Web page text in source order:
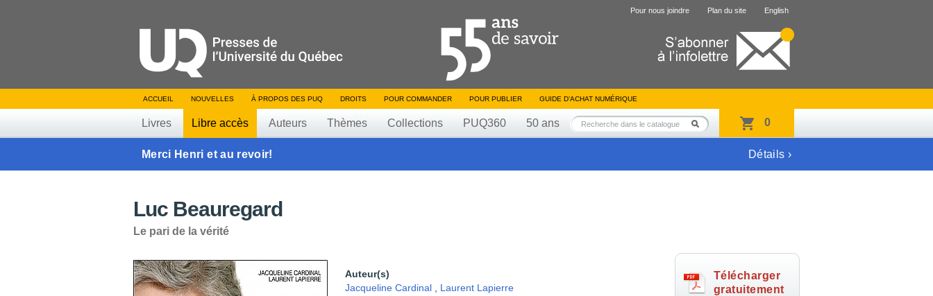
Pour nous joindre Plan du site English
ACCUEIL NOUVELLES À PROPOS DES PUQ DROITS POUR COMMANDER POUR PUBLIER GUIDE D’ACHAT NUMÉRIQUE
Livres Libre accès Auteurs Thèmes Collections PUQ360 50 ans 0
Merci Henri et au revoir! Détails ›
Luc Beauregard
Le pari de la vérité
Auteur(s)
Jacqueline Cardinal
Laurent Lapierre
Télécharger
gratuitement